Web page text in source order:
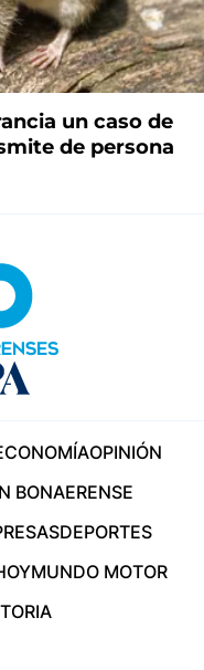
un caso de
de persona
OPINIÓN
BONAERENSE
DEPORTES
MUNDO MOTOR